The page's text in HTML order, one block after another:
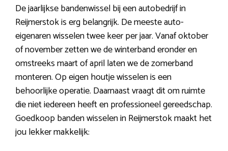
De jaarlijkse bandenwissel bij een autobedrijf in
Reijmerstok is erg belangrijk. De meeste auto-
eigenaren wisselen twee keer per jaar. Vanaf oktober
of november zetten we de winterband eronder en
omstreeks maart of april laten we de zomerband
monteren. Op eigen houtje wisselen is een
behoorlijke operatie. Daarnaast vraagt dit om ruimte
die niet iedereen heeft en professioneel gereedschap.
Goedkoop banden wisselen in Reijmerstok maakt het
jou lekker makkelijk: